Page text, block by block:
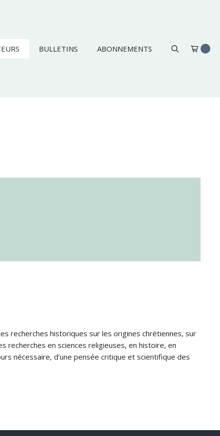
BULLETINS ABONNEMENTS
recherches historiques sur les origines chrétiennes, sur
recherches en sciences religieuses, en histoire, en
nécessaire, d’une pensée critique et scientifique des